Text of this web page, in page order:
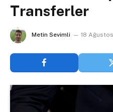
Transferler
Metin Sevimli 18